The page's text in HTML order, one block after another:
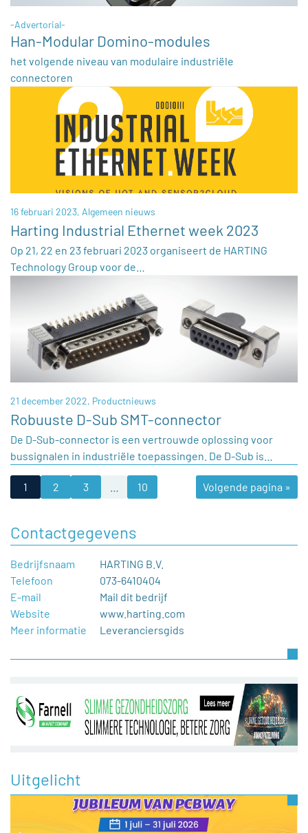
-Advertorial-
Han-Modular Domino-modules
het volgende niveau van modulaire industriële
connectoren
16 februari 2023, Algemeen nieuws
Harting Industrial Ethernet week 2023
Op 21, 22 en 23 februari 2023 organiseert de HARTING
Technology Group voor de…
21 december 2022, Productnieuws
Robuuste D-Sub SMT-connector
De D-Sub-connector is een vertrouwde oplossing voor
bussignalen in industriële toepassingen. De D-Sub is…
1 2 3 10 Volgende pagina »
Contactgegevens
Bedrijfsnaam
HARTING B.V.
Telefoon
073-6410404
E-mail
Mail dit bedrijf
Website
www.harting.com
Meer informatie
Leveranciersgids
Uitgelicht